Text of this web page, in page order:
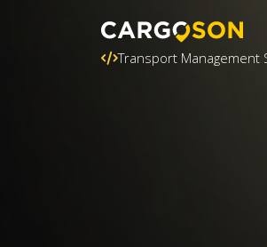
Transport Management